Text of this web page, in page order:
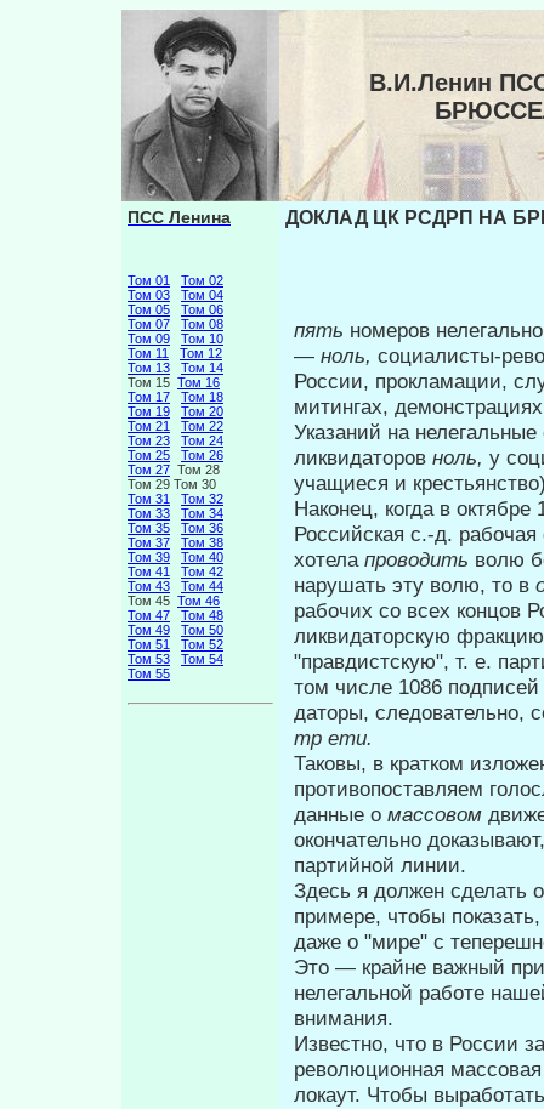
В.И.Ленин
ПСС Ленина
Том 01
Том 02
Том 03
Том 04
Том 05
Том 06
Том 07
Том 08
Том 09
Том 10
Том 11
Том 12
Том 13
Том 14
Том 15 Том 16
Том 17
Том 18
Том 19
Том 20
Том 21
Том 22
Том 23
Том 24
Том 25
Том 26
Том 27 Том 28
Том 29 Том 30
Том 31
Том 32
Том 33
Том 34
Том 35
Том 36
Том 37
Том 38
Том 39
Том 40
Том 41
Том 42
Том 43
Том 44
Том 45 Том 46
Том 47
Том 48
Том 49
Том 50
Том 51
Том 52
Том 53
Том 54
Том 55
ДОКЛАД ЦК РСДРП НА
пять номеров
— ноль, социалисты-
России, про­кламации,
митингах,
Указаний на
ликви­даторов ноль, у
учащиеся и
Наконец, когда в
Россий­ская с.-д.
хотела проводить волю
нарушать эту волю, то в
рабочих со всех концов
ликвидаторскую
"правдистскую", т. е.
том числе 1086
даторы, следовательно,
тр emu.
Таковы, в кратком
противопостав­ляем
данные о массовом
окончательно
партийной линии.
Здесь я должен сделать
примере, чтобы
даже о "мире" с
Это — крайне важный
нелегаль­ной работе
внимания.
Известно, что в России
революцион­ная
локаут. Чтобы